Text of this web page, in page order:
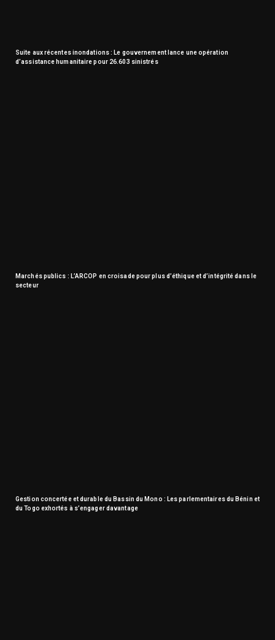
Suite aux récentes inondations : Le gouvernement lance une opération
d’assistance humanitaire pour 26.603 sinistrés
Marchés publics : L’ARCOP en croisade pour plus d’éthique et d’intégrité dans le
secteur
Gestion concertée et durable du Bassin du Mono : Les parlementaires du Bénin et
du Togo exhortés à s’engager davantage